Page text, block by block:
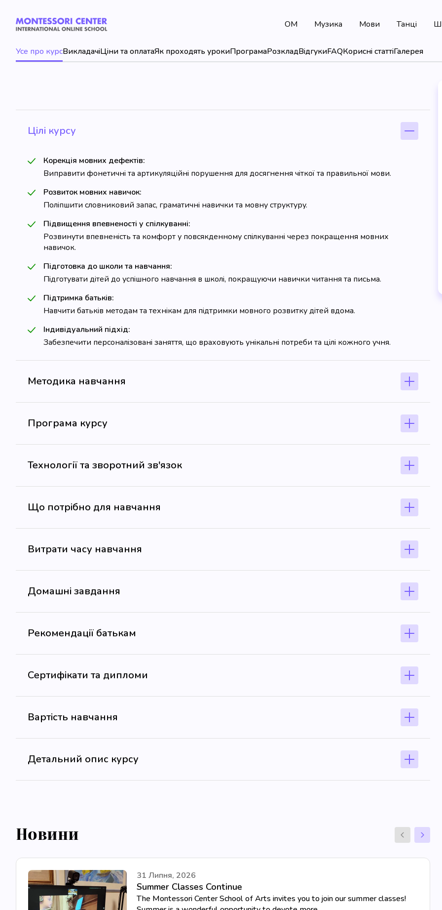
ОМ Музика Мови Танці
Усе про курсВикладачіЦіни та оплатаЯк проходять урокиПрограмаРозкладВідгукиFAQКорисні статтіГалерея
Цілі курсу
Корекція мовних дефектів:
Виправити фонетичні та артикуляційні порушення для досягнення чіткої та правильної мови.
Розвиток мовних навичок:
Поліпшити словниковий запас, граматичні навички та мовну структуру.
Підвищення впевненості у спілкуванні:
Розвинути впевненість та комфорт у повсякденному спілкуванні через покращення мовних
навичок.
Підготовка до школи та навчання:
Підготувати дітей до успішного навчання в школі, покращуючи навички читання та письма.
Підтримка батьків:
Навчити батьків методам та технікам для підтримки мовного розвитку дітей вдома.
Індивідуальний підхід:
Забезпечити персоналізовані заняття, що враховують унікальні потреби та цілі кожного учня.
Методика навчання
Програма курсу
Технології та зворотний зв'язок
Що потрібно для навчання
Витрати часу навчання
Домашні завдання
Рекомендації батькам
Сертифікати та дипломи
Вартість навчання
Детальний опис курсу
Новини
31 Липня, 2026
Summer Classes Continue
The Montessori Center School of Arts invites you to join our summer classes!